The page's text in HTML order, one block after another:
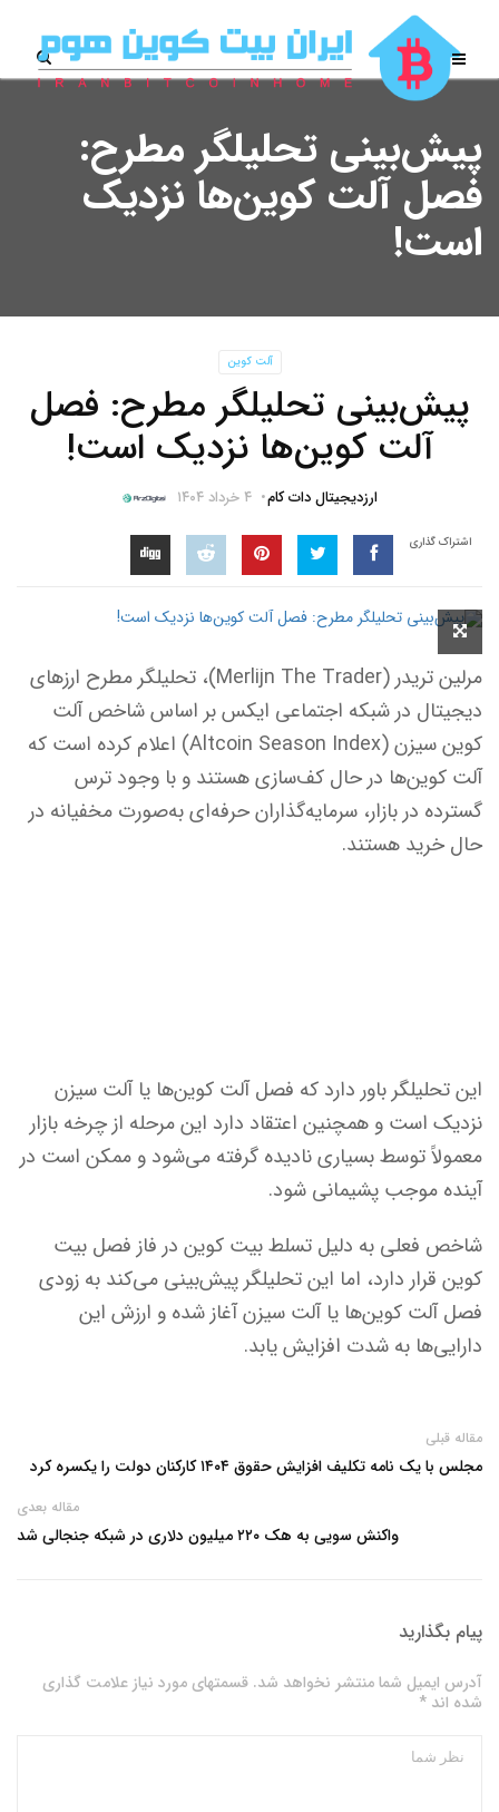
پیش‌بینی تحلیلگر مطرح:
فصل آلت کوین‌‌ها نزدیک
است!
آلت کوین
پیش‌بینی تحلیلگر مطرح: فصل
آلت کوین‌‌ها نزدیک است!
ارزدیجیتال دات کام ۴ خرداد ۱۴۰۴
اشتراک گذاری
مرلین تریدر (Merlijn The Trader)، تحلیلگر مطرح ارزهای
دیجیتال در شبکه اجتماعی ایکس بر اساس شاخص آلت
کوین سیزن (Altcoin Season Index) اعلام کرده است که
آلت کوین‌ها در حال کف‌سازی هستند و با وجود ترس
گسترده در بازار، سرمایه‌گذاران حرفه‌ای به‌صورت مخفیانه در
حال خرید هستند.
این تحلیلگر باور دارد که فصل آلت کوین‌ها یا آلت سیزن
نزدیک است و همچنین اعتقاد دارد این مرحله از چرخه بازار
معمولاً توسط بسیاری نادیده گرفته می‌شود و ممکن است در
آینده موجب پشیمانی شود.
شاخص فعلی به دلیل تسلط بیت کوین در فاز فصل بیت
کوین قرار دارد، اما این تحلیلگر پیش‌بینی می‌کند به زودی
فصل آلت کوین‌ها یا آلت سیزن آغاز شده و ارزش این
دارایی‌ها به شدت افزایش یابد.
مقاله قبلی
مجلس با یک نامه تکلیف افزایش حقوق ۱۴۰۴ کارکنان دولت را یکسره کرد
مقاله بعدی
واکنش سویی به هک ۲۲۰ میلیون دلاری در شبکه جنجالی شد
پیام بگذارید
آدرس ایمیل شما منتشر نخواهد شد. قسمتهای مورد نیاز علامت گذاری
شده اند *